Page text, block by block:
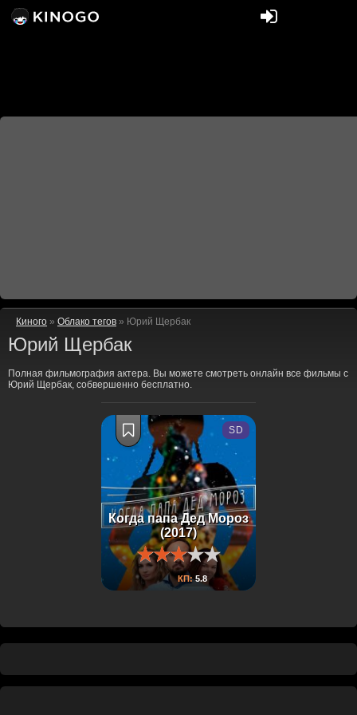
Киного » Облако тегов » Юрий Щербак
Юрий Щербак
Полная фильмография актера. Вы можете смотреть онлайн все фильмы с
Юрий Щербак, собвершенно бесплатно.
Когда папа Дед Мороз
(2017)
КП:5.8
SD